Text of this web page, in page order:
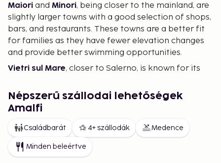
Maiori and Minori, being closer to the mainland, are
slightly larger towns with a good selection of shops,
bars, and restaurants. These towns are a better fit
for families as they have fewer elevation changes
and provide better swimming opportunities.
Vietri sul Mare, closer to Salerno, is known for its
possibilities, and during the summer months, there
are concerts and other cultural events.
villages to choose from in this area, with options for
overnight stays along the way.
Good to Know for Your Trip
Népszerű szállodai lehetőségek
Amalfi
Családbarát 4+ szállodák Medence
Minden beleértve